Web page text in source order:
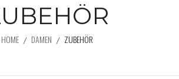
HOME DAMEN ZUBEHÖR